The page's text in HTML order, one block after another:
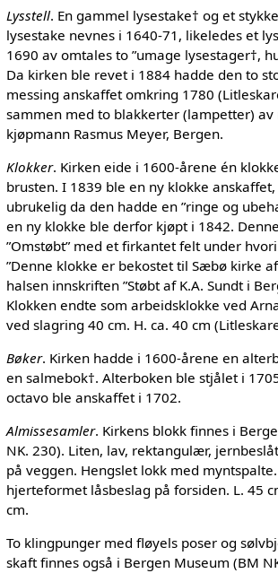
Lysstell. En gammel lysestake† og et
lysestake nevnes i 1640-71, likeledes et
1690 av omtales to ”umage lysestager†,
Da kirken ble revet i 1884 hadde den to
messing anskaffet omkring 1780
sammen med to blakkerter (lampetter) av
kjøpmann Rasmus Meyer, Bergen.
Klokker. Kirken eide i 1600-årene én
brusten. I 1839 ble en ny klokke
ubrukelig da den hadde en ”ringe og
en ny klokke ble derfor kjøpt i 1842.
”Omstøbt” med et firkantet felt under
”Denne klokke er bekostet til Sæbø kirke af
halsen innskriften ”Støbt af K.A. Sundt i
Klokken endte som arbeidsklokke ved
ved slagring 40 cm. H. ca. 40 cm
Bøker. Kirken hadde i 1600-årene en
en salmebok†. Alterboken ble stjålet i
octavo ble anskaffet i 1702.
Almissesamler. Kirkens blokk finnes i
NK. 230). Liten, lav, rektangulær,
på veggen. Hengslet lokk med
hjerteformet låsbeslag på forsiden. L. 45
cm.
To klingpunger med fløyels poser og
skaft finnes også i Bergen Museum (BM